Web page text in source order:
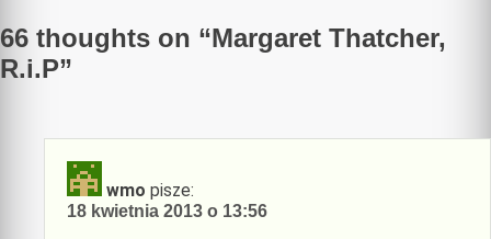
66 thoughts on “Margaret Thatcher,
R.i.P”
wmo pisze:
18 kwietnia 2013 o 13:56